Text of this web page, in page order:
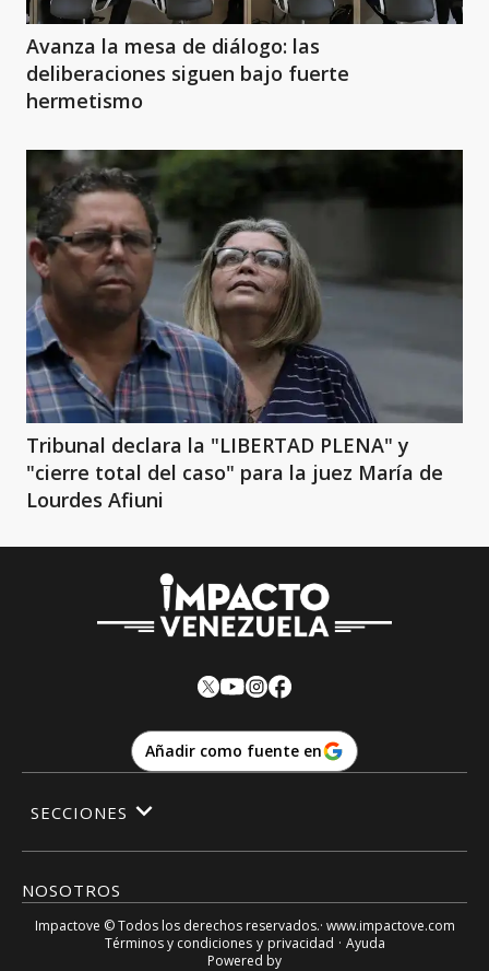
Avanza la mesa de diálogo: las
deliberaciones siguen bajo fuerte
hermetismo
Tribunal declara la "LIBERTAD PLENA" y
"cierre total del caso" para la juez María de
Lourdes Afiuni
Añadir como fuente en
NOSOTROS
SECCIONES
Impactove © Todos los derechos reservados.· www.impactove.com
Términos y condiciones y privacidad · Ayuda
Powered by